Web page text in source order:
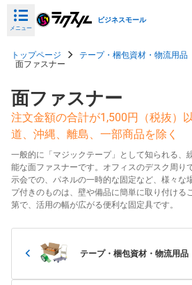
メニュー
ビジネスモール
トップページ テープ・梱包資材・物流用品
面ファスナー
面ファスナー
注文金額の合計が1,500円（税抜）
道、沖縄、離島、一部商品を除く
一般的に「マジックテープ」として知られる、
能な面ファスナーです。オフィスのデスク周り
示会での、パネルの一時的な固定など、様々な
プ付きのものは、壁や備品に簡単に取り付ける
第で、活用の幅が広がる便利な固定具です。
テープ・梱包資材・物流用品